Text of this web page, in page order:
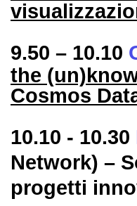
9.50 – 10.10
the
Cosmos
10.10 - 10.30
Network) –
progetti